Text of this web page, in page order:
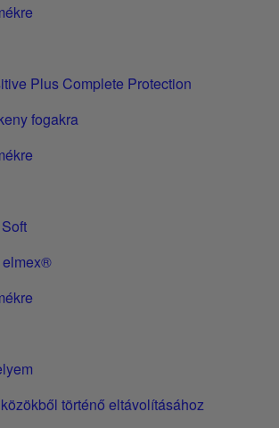
Plus Complete Protection
fogakra
elmex®
történő eltávolításához